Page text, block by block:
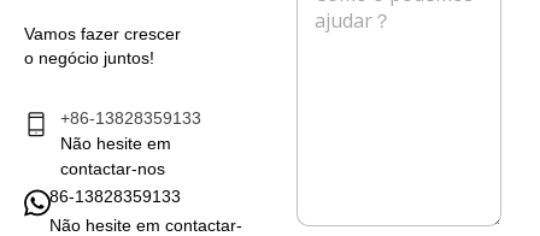
Vamos fazer crescer
o negócio juntos!
+86-13828359133
Não hesite em
contactar-nos
86-13828359133
Não hesite em contactar-
c
n